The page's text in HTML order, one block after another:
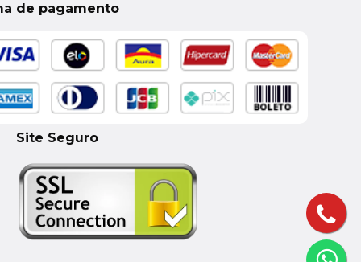
de pagamento
Site Seguro